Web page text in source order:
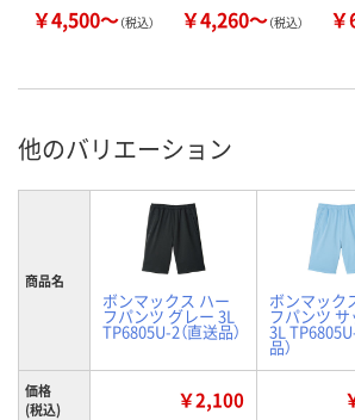
￥4,500～（税込） ￥4,260～（税込）
他のバリエーション
商品名
ボンマックス ハー
フパンツ グレー 3L
TP6805U-2（直送品）
ボンマック
フパンツ サ
3L
品）
価格
(税込)
￥2,100